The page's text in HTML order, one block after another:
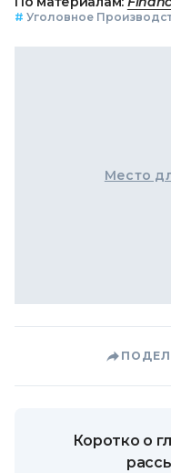
# Уголовное
Место
Коротко о